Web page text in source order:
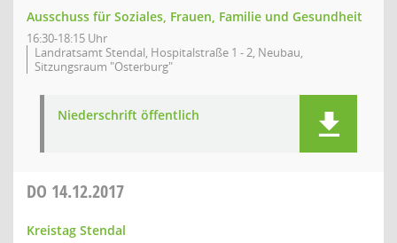
Ausschuss für Soziales, Frauen, Familie und Gesundheit
16:30-18:15 Uhr
Landratsamt Stendal, Hospitalstraße 1 - 2, Neubau,
Sitzungsraum "Osterburg"
Niederschrift öffentlich
DO 14.12.2017
Kreistag Stendal